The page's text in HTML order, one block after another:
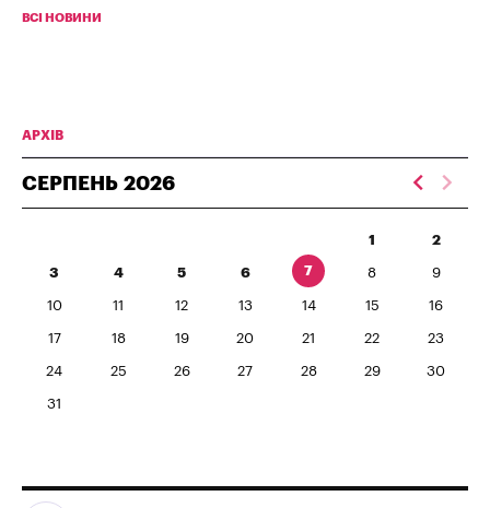
ВСІ НОВИНИ
АРХІВ
СЕРПЕНЬ 2026
1 2
3 4 5 6 7 8 9
10 11 12 13 14 15 16
17 18 19 20 21 22 23
24 25 26 27 28 29 30
31